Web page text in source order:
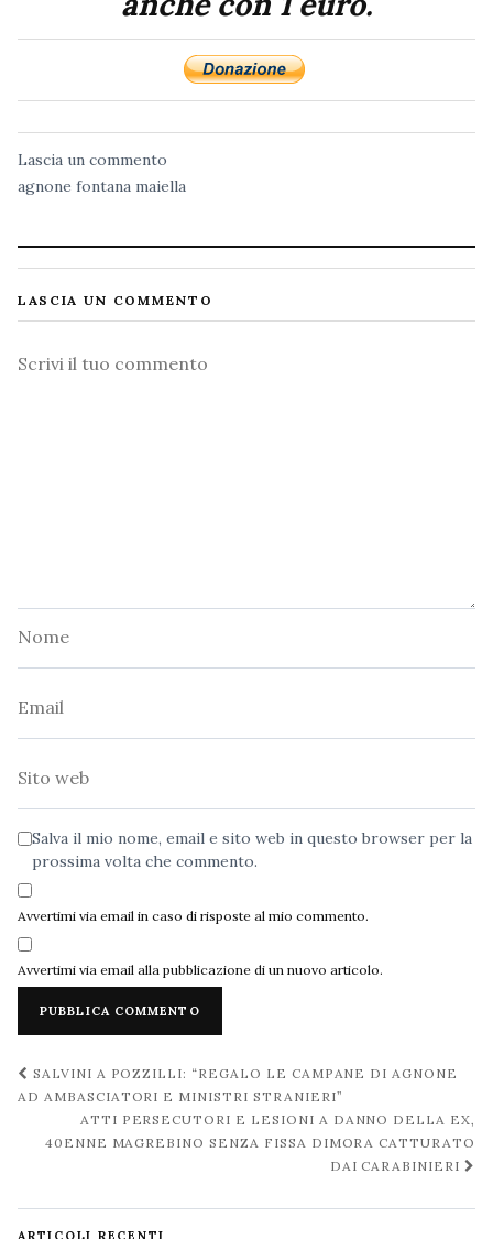
Lascia un commento
agnone fontana maiella
LASCIA UN COMMENTO
Commento
Salva il mio nome, email e sito web in questo browser per la
prossima volta che commento.
Avvertimi via email in caso di risposte al mio commento.
Avvertimi via email alla pubblicazione di un nuovo articolo.
Navigazione
post
SALVINI A POZZILLI: “REGALO LE CAMPANE DI AGNONE
AD AMBASCIATORI E MINISTRI STRANIERI”
ATTI PERSECUTORI E LESIONI A DANNO DELLA EX,
40ENNE MAGREBINO SENZA FISSA DIMORA CATTURATO
DAI CARABINIERI